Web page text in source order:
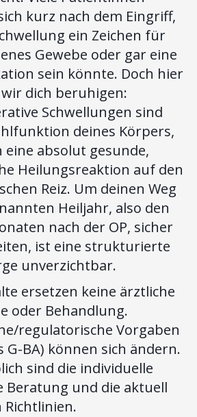
kurz nach dem Eingriff,
ein Zeichen für
Gewebe oder gar eine
sein könnte. Doch hier
dich beruhigen:
Schwellungen sind
deines Körpers,
eine absolut gesunde,
Heilungsreaktion auf den
Reiz. Um deinen Weg
Heiljahr, also den
nach der OP, sicher
ist eine strukturierte
unverzichtbar.
ersetzen keine ärztliche
oder Behandlung.
regulatorische Vorgaben
G-BA) können sich ändern.
sind die individuelle
Beratung und die aktuell
Richtlinien.